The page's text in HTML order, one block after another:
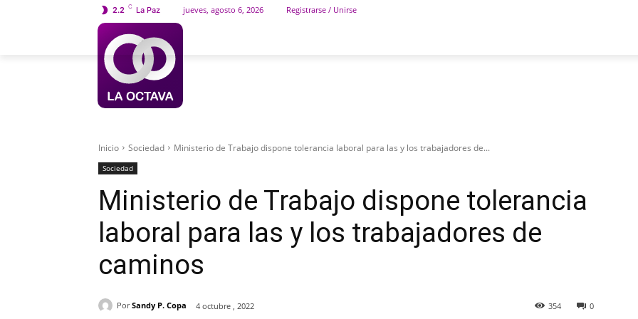
2.2 C La Paz jueves, agosto 6, 2026 Registrarse / Unirse
Inicio Sociedad Ministerio de Trabajo dispone tolerancia laboral para las y los trabajadores de...
Sociedad
Ministerio de Trabajo dispone tolerancia
laboral para las y los trabajadores de
caminos
Por Sandy P. Copa 4 octubre , 2022 0
354